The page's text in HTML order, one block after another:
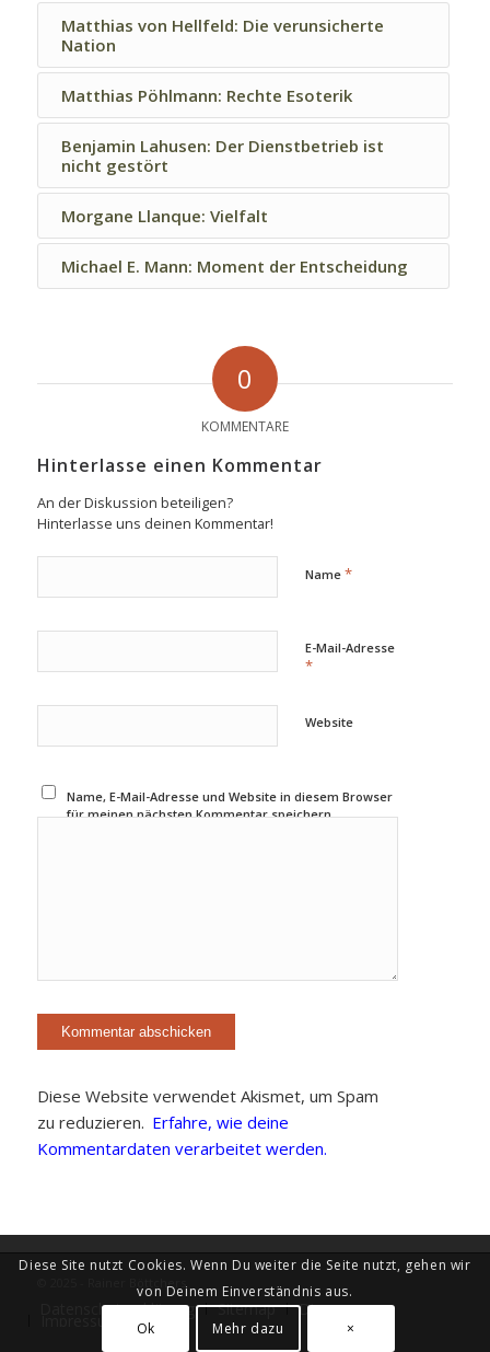
Matthias von Hellfeld: Die verunsicherte
Nation
Matthias Pöhlmann: Rechte Esoterik
Benjamin Lahusen: Der Dienstbetrieb ist
nicht gestört
Morgane Llanque: Vielfalt
Michael E. Mann: Moment der Entscheidung
0
KOMMENTARE
Hinterlasse einen Kommentar
An der Diskussion beteiligen?
Hinterlasse uns deinen Kommentar!
Name *
E-Mail-Adresse
*
Website
Name, E-Mail-Adresse und Website in diesem Browser
für meinen nächsten Kommentar speichern.
Diese Website verwendet Akismet, um Spam
zu reduzieren. Erfahre, wie deine
Kommentardaten verarbeitet werden.
© 2025 - Rainer Böttchers
Datenschutzerklärung Sitemap Diary
Diese Site nutzt Cookies. Wenn Du weiter die Seite nutzt, gehen wir
von Deinem Einverständnis aus.
Ok
Mehr dazu ×